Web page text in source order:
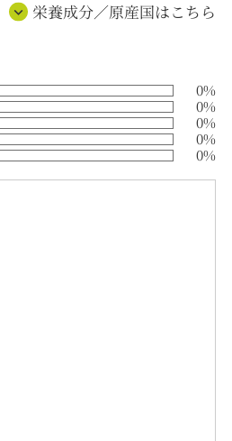
栄養成分／原産国はこちら
0%
0%
0%
0%
0%